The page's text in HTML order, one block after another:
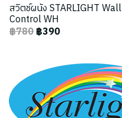
สวิตช์ผนัง STARLIGHT Wall
Control WH
฿780฿390